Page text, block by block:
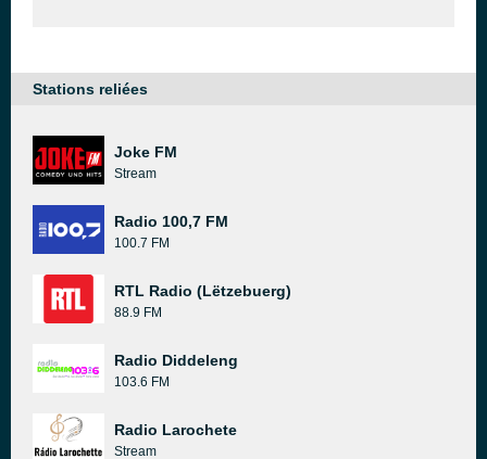
Stations reliées
Joke FM
Stream
Radio 100,7 FM
100.7 FM
RTL Radio (Lëtzebuerg)
88.9 FM
Radio Diddeleng
103.6 FM
Radio Larochete
Stream